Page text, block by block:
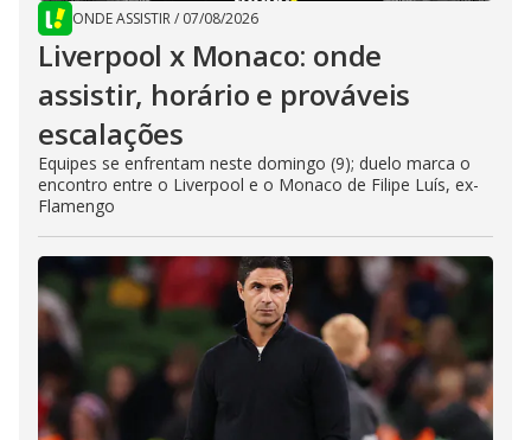
ONDE ASSISTIR/ 07/08/2026
Liverpool x Monaco: onde
assistir, horário e prováveis
escalações
Equipes se enfrentam neste domingo (9); duelo marca o
encontro entre o Liverpool e o Monaco de Filipe Luís, ex-
Flamengo